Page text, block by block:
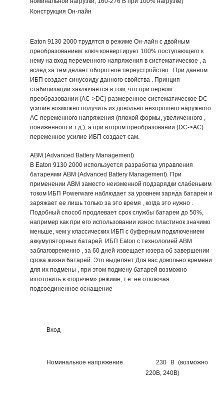
Конструкция Он-лайн
Eaton 9130 2000 трудятся в режиме Он-лайн с двойным
преобразованием: ключ конвертирует 100% поступающего к
нему на вход переменного напряжения в систематическое , а
вслед за тем делает оборотное переустройство . При данном
ИБП создает синусоиду данного свойства . Принцип
стабилизации заключается в том, что при первом
преобразовании (AC->DC) размеренное систематическое DC
усилие возможно получить из довольно нехорошего наружного
AC переменного напряжения (плохой формы, увеличенного ,
пониженного и т.д.), а при втором преобразовании (DC->AC)
переменное усилие ИБП создает сам.
ABM (Advanced Battery Management)
В Eaton 9130 2000 используется разработка управления
батареями ABM (Advanced Battery Management). При
применении АВМ заместо неизменной подзарядки слабеньким
током ИБП Powerware наблюдает за уровнем заряда батареи и
заряжает ее лишь только за это время , когда это нужно .
Подобный способ продлевает срок службы батареи до 50%,
например как при его использовании износ пластинок значимо
меньше, чем у классических ИБП с буферным подключением
аккумуляторных батарей. ИБП Eaton с технологией ABM
заблаговременно , за 60 дней извещает юзера об завершении
срока жизни батарей. Это выделяет Для вас довольно времени
для их подмены , при этом подмену батарей возможно
изготовить в «горячем» режиме, т.е. не отключая
подсоединенное оснащение
Вход
Номинальное напряжение
230 В (возможно
220В, 240В)